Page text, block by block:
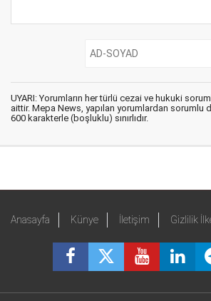
UYARI: Yorumların her türlü cezai ve hukuki
aittir. Mepa News, yapılan yorumlardan sorumlu
600 karakterle (boşluklu) sınırlıdır.
Anasayfa Künye İletişim Gizlilik